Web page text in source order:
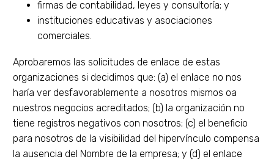
firmas de contabilidad, leyes y consultoría; y
instituciones educativas y asociaciones
comerciales.
Aprobaremos las solicitudes de enlace de estas
organizaciones si decidimos que: (a) el enlace no nos
haría ver desfavorablemente a nosotros mismos oa
nuestros negocios acreditados; (b) la organización no
tiene registros negativos con nosotros; (c) el beneficio
para nosotros de la visibilidad del hipervínculo compensa
la ausencia del Nombre de la empresa; y (d) el enlace